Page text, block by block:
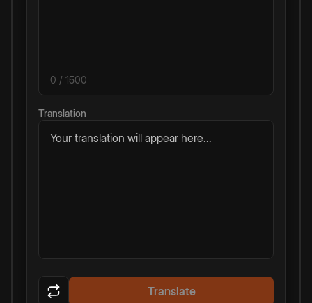
0 / 1500
Translation
Your translation will appear here...
Translate